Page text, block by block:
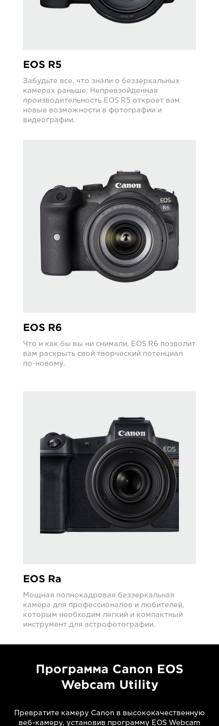
EOS R5
Забудьте все, что знали о беззеркальных
камерах раньше. Непревзойденная
производительность EOS R5 откроет вам
новые возможности в фотографии и
видеографии.
EOS R6
Что и как бы вы ни снимали, EOS R6 позволит
вам раскрыть свой творческий потенциал
по-новому.
EOS Ra
Мощная полнокадровая беззеркальная
камера для профессионалов и любителей,
которым необходим легкий и компактный
инструмент для астрофотографии.
Программа Canon EOS
Webcam Utility
Превратите камеру Canon в высококачественную
веб-камеру, установив программу EOS Webcam